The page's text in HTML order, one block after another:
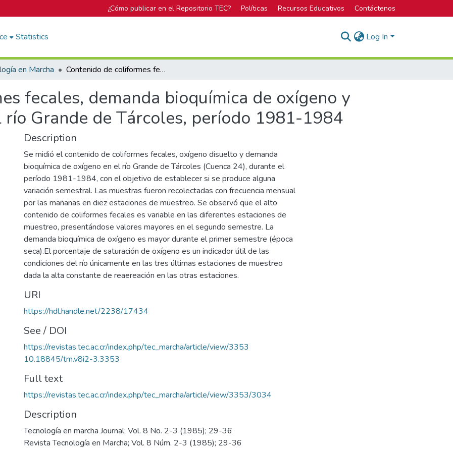
¿Cómo publicar en el Repositorio TEC? Políticas Recursos Educativos Contáctenos
Statistics Log In
en Marcha Contenido de coliformes fecales, demanda bioquímica de oxígeno y oxígeno disuelto en el río Grande de Tárcoles, período 1981-1984
fecales, demanda bioquímica de oxígeno y
Grande de Tárcoles, período 1981-1984
Description
Se midió el contenido de coliformes fecales, oxígeno disuelto y demanda
bioquímica de oxígeno en el río Grande de Tárcoles (Cuenca 24), durante el
período 1981-1984, con el objetivo de establecer si se produce alguna
variación semestral. Las muestras fueron recolectadas con frecuencia mensual
por las mañanas en diez estaciones de muestreo. Se observó que el alto
contenido de coliformes fecales es variable en las diferentes estaciones de
muestreo, presentándose valores mayores en el segundo semestre. La
demanda bioquímica de oxígeno es mayor durante el primer semestre (época
seca).El porcentaje de saturación de oxígeno es un indicador útil de las
condiciones del río únicamente en las tres últimas estaciones de muestreo
dada la alta constante de reaereación en las otras estaciones.
URI
https://hdl.handle.net/2238/17434
See / DOI
https://revistas.tec.ac.cr/index.php/tec_marcha/article/view/3353
10.18845/tm.v8i2-3.3353
Full text
https://revistas.tec.ac.cr/index.php/tec_marcha/article/view/3353/3034
Description
Tecnología en marcha Journal; Vol. 8 No. 2-3 (1985); 29-36
Revista Tecnología en Marcha; Vol. 8 Núm. 2-3 (1985); 29-36